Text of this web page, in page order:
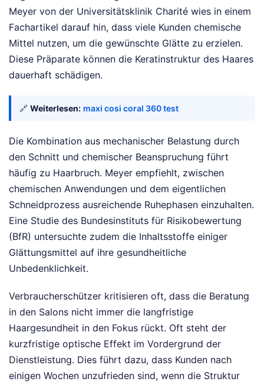
Meyer von der Universitätsklinik Charité wies in einem
Fachartikel darauf hin, dass viele Kunden chemische
Mittel nutzen, um die gewünschte Glätte zu erzielen.
Diese Präparate können die Keratinstruktur des Haares
dauerhaft schädigen.
🔗 Weiterlesen: maxi cosi coral 360 test
Die Kombination aus mechanischer Belastung durch
den Schnitt und chemischer Beanspruchung führt
häufig zu Haarbruch. Meyer empfiehlt, zwischen
chemischen Anwendungen und dem eigentlichen
Schneidprozess ausreichende Ruhephasen einzuhalten.
Eine Studie des Bundesinstituts für Risikobewertung
(BfR) untersuchte zudem die Inhaltsstoffe einiger
Glättungsmittel auf ihre gesundheitliche
Unbedenklichkeit.
Verbraucherschützer kritisieren oft, dass die Beratung
in den Salons nicht immer die langfristige
Haargesundheit in den Fokus rückt. Oft steht der
kurzfristige optische Effekt im Vordergrund der
Dienstleistung. Dies führt dazu, dass Kunden nach
einigen Wochen unzufrieden sind, wenn die Struktur